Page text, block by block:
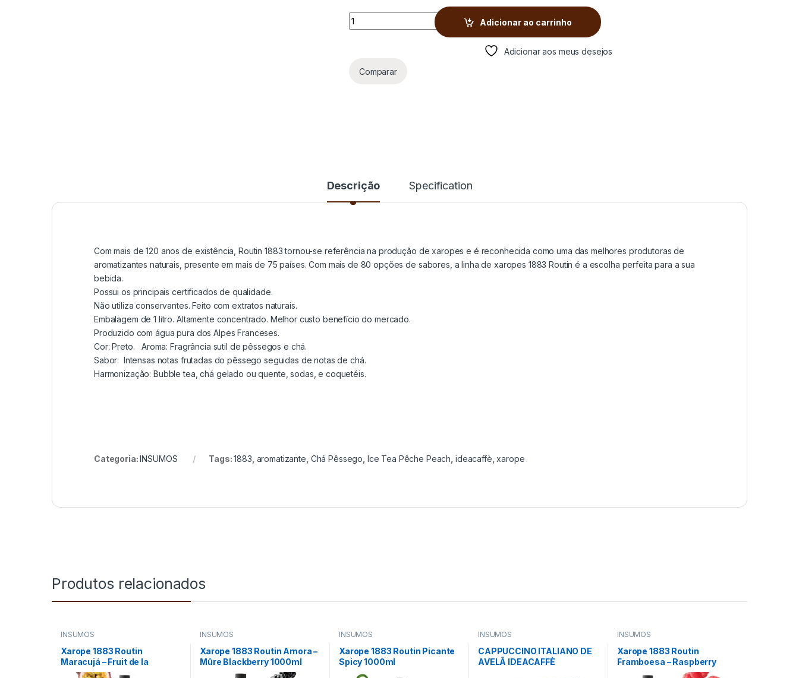
Xarope 1883 Routin Chá Pêssego - Ice Tea Pêche Peach 1000ml quantity
Adicionar ao carrinho
Adicionar aos meus desejos
Comparar
Descrição Specification
Com mais de 120 anos de existência, Routin 1883 tornou-se referência na produção de xaropes e é reconhecida como uma das melhores produtoras de
aromatizantes naturais, presente em mais de 75 países. Com mais de 80 opções de sabores, a linha de xaropes 1883 Routin é a escolha perfeita para a sua
bebida.
Possui os principais certificados de qualidade.
Não utiliza conservantes. Feito com extratos naturais.
Embalagem de 1 litro. Altamente concentrado. Melhor custo benefício do mercado.
Produzido com água pura dos Alpes Franceses.
Cor: Preto. Aroma: Fragrância sutil de pêssegos e chá.
Sabor: Intensas notas frutadas do pêssego seguidas de notas de chá.
Harmonização: Bubble tea, chá gelado ou quente, sodas, e coquetéis.
Categoria:INSUMOS Tags:1883 aromatizante Chá Pêssego Ice Tea Pêche Peach ideacaffè ,xarope
Produtos relacionados
INSUMOS
Xarope 1883 Routin
Maracujá – Fruit de la
Passion 1000ml
INSUMOS
Xarope 1883 Routin Amora –
Mûre Blackberry 1000ml
INSUMOS
Xarope 1883 Routin Picante
Spicy 1000ml
INSUMOS
CAPPUCCINO ITALIANO DE
AVELÃ IDEACAFFÈ
INSUMOS
Xarope 1883 Routin
Framboesa – Raspberry